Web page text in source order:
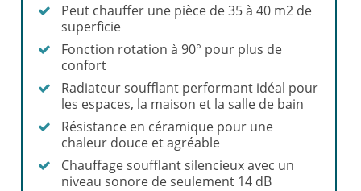
Peut chauffer une pièce de 35 à 40 m2 de
superficie
Fonction rotation à 90° pour plus de
confort
Radiateur soufflant performant idéal pour
les espaces, la maison et la salle de bain
Résistance en céramique pour une
chaleur douce et agréable
Chauffage soufflant silencieux avec un
niveau sonore de seulement 14 dB